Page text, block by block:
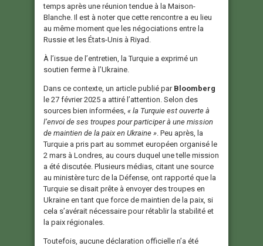
temps après une réunion tendue à la Maison-
Blanche. Il est à noter que cette rencontre a eu lieu
au même moment que les négociations entre la
Russie et les États-Unis à Riyad.
À l’issue de l’entretien, la Turquie a exprimé un
soutien ferme à l’Ukraine.
Dans ce contexte, un article publié par Bloomberg
le 27 février 2025 a attiré l’attention. Selon des
sources bien informées, « la Turquie est ouverte à
l’envoi de ses troupes pour participer à une mission
de maintien de la paix en Ukraine » . Peu après, la
Turquie a pris part au sommet européen organisé le
2 mars à Londres, au cours duquel une telle mission
a été discutée. Plusieurs médias, citant une source
au ministère turc de la Défense, ont rapporté que la
Turquie se disait prête à envoyer des troupes en
Ukraine en tant que force de maintien de la paix, si
cela s’avérait nécessaire pour rétablir la stabilité et
la paix régionales.
Toutefois, aucune déclaration officielle n’a été